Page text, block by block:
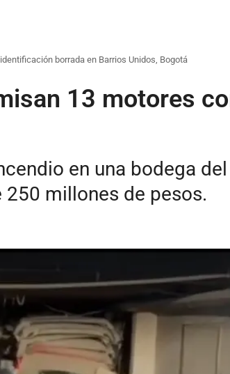
borrada en Barrios Unidos, Bogotá
13 motores
en una bodega
millones de pesos.